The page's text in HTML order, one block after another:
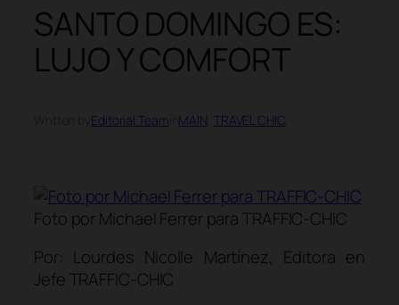
SANTO DOMINGO ES:
LUJO Y COMFORT
Editorial Team MAIN TRAVEL CHIC
Foto por Michael Ferrer para TRAFFIC-CHIC
Por: Lourdes Nicolle Martínez, Editora en
Jefe TRAFFIC-CHIC